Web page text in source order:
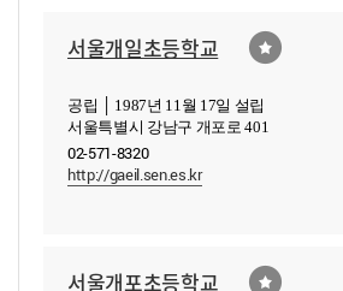
서울개일초등학교
공립 │ 1987년 11월 17일 설립
서울특별시 강남구 개포로 401
02-571-8320
http://gaeil.sen.es.kr
서울개포초등학교